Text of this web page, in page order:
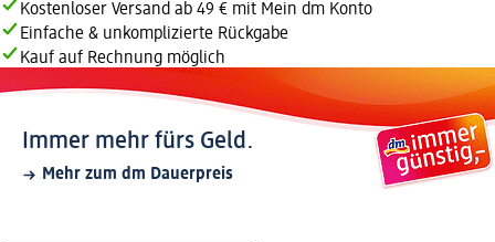
Kostenloser Versand ab 49 € mit Mein dm Konto
Einfache & unkomplizierte Rückgabe
Kauf auf Rechnung möglich
Immer mehr fürs Geld.
Mehr zum dm Dauerpreis